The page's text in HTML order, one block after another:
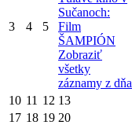
3 4 5
Sučanoch:
Film
ŠAMPIÓN
Zobraziť
všetky
záznamy z dňa
10 11 12 13
17 18 19 20